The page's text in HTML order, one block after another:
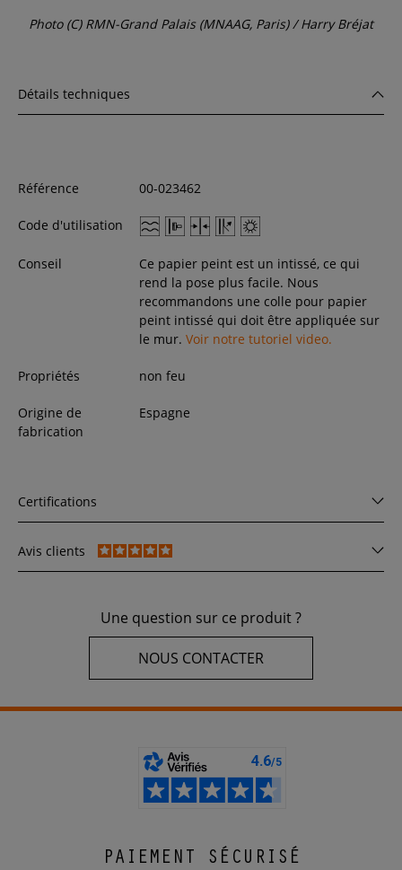
Photo (C) RMN-Grand Palais (MNAAG, Paris) / Harry Bréjat
Détails techniques
Référence 00-023462
Code d'utilisation
Conseil
Ce papier peint est un intissé, ce qui
rend la pose plus facile. Nous
recommandons une colle pour papier
peint intissé qui doit être appliquée sur
le mur. Voir notre tutoriel video.
Propriétés non feu
Origine de
fabrication
Espagne
Certifications
Avis clients
Une question sur ce produit ?
NOUS CONTACTER
PAIEMENT SÉCURISÉ